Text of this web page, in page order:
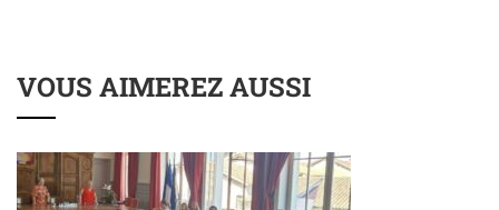
VOUS AIMEREZ AUSSI